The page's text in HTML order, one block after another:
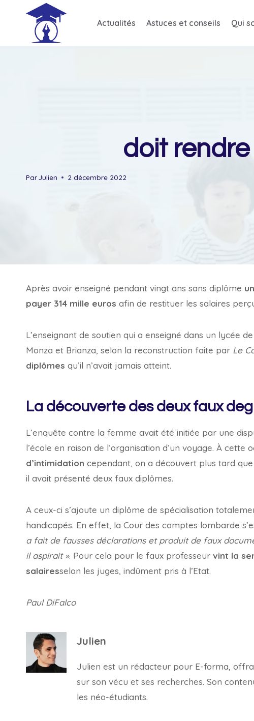
Actualités Astuces et conseils Qui
doit
ParJulien 2 décembre 2022
Après avoir enseigné pendant vingt ans sans diplôme
payer 314 mille euros afin de restituer les salaires
L’enseignant de soutien qui a enseigné dans un lycée
Monza et Brianza, selon la reconstruction faite par Le
diplômes qu’il n’avait jamais atteint.
La découverte des deux faux
L’enquête contre la femme avait été initiée par une
l’école en raison de l’organisation d’un voyage. À cette
d’intimidation cependant, on a découvert plus tard
il avait présenté deux faux diplômes.
A ceux-ci s’ajoute un diplôme de spécialisation
handicapés. En effet, la Cour des comptes lombarde
a fait de fausses déclarations et produit de faux
il aspirait ». Pour cela pour le faux professeur vint la
salairesselon les juges, indûment pris à l’Etat.
Paul DiFalco
Julien
Julien est un rédacteur pour E-forma,
sur son vécu et ses recherches. Son
les néo-étudiants.